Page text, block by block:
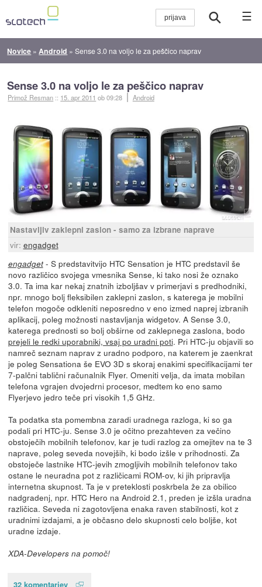
☰
Novice » Android »Sense 3.0 na voljo le za peščico naprav
Sense 3.0 na voljo le za peščico naprav
Primož Resman :: 15. apr 2011 ob 09:28 Android
Nastavljiv zaklepni zaslon - samo za izbrane naprave
vir: engadget
engadget- S predstavitvijo HTC Sensation je HTC predstavil še
novo različico svojega vmesnika Sense, ki tako nosi že oznako
3.0. Ta ima kar nekaj znatnih izboljšav v primerjavi s predhodniki,
npr. mnogo bolj fleksibilen zaklepni zaslon, s katerega je mobilni
telefon mogoče odkleniti neposredno v eno izmed naprej izbranih
aplikacij, poleg možnosti nastavljanja widgetov. A Sense 3.0,
katerega prednosti so bolj obširne od zaklepnega zaslona, bodo
prejeli le redki uporabniki, vsaj po uradni poti. Pri HTC-ju objavili so
namreč seznam naprav z uradno podporo, na katerem je zaenkrat
je poleg Sensationa še EVO 3D s skoraj enakimi specifikacijami ter
7-palčni tablični računalnik Flyer. Omeniti velja, da imata mobilan
telefona vgrajen dvojedrni procesor, medtem ko eno samo
Flyerjevo jedro teče pri visokih 1,5 GHz.
Ta podatka sta pomembna zaradi uradnega razloga, ki so ga
podali pri HTC-ju. Sense 3.0 je očitno prezahteven za večino
obstoječih mobilnih telefonov, kar je tudi razlog za omejitev na te 3
naprave, poleg seveda novejših, ki bodo izšle v prihodnosti. Za
obstoječe lastnike HTC-jevih zmogljivih mobilnih telefonov tako
ostane le neuradna pot z različicami ROM-ov, ki jih pripravlja
internetna skupnost. Ta je v preteklosti poskrbela že za obilico
nadgradenj, npr. HTC Hero na Android 2.1, preden je izšla uradna
različica. Seveda ni zagotovljena enaka raven stabilnosti, kot z
uradnimi izdajami, a je občasno delo skupnosti celo boljše, kot
uradne izdaje.
XDA-Developers na pomoč!
32 komentarjev